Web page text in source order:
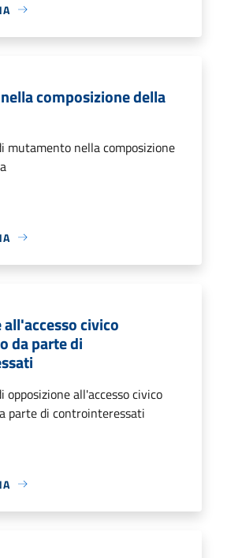
composizione della
mutamento nella composizione
civico
da parte di
opposizione all'accesso civico
parte di controinteressati